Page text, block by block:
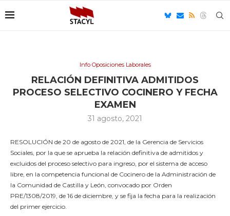
Info Oposiciones Laborales
RELACIÓN DEFINITIVA ADMITIDOS
PROCESO SELECTIVO COCINERO Y FECHA
EXAMEN
31 agosto, 2021
RESOLUCIÓN de 20 de agosto de 2021, de la Gerencia de Servicios
Sociales, por la que se aprueba la relación definitiva de admitidos y
excluidos del proceso selectivo para ingreso, por el sistema de acceso
libre, en la competencia funcional de Cocinero de la Administración de
la Comunidad de Castilla y León, convocado por Orden
PRE/1308/2019, de 16 de diciembre, y se fija la fecha para la realización
del primer ejercicio.